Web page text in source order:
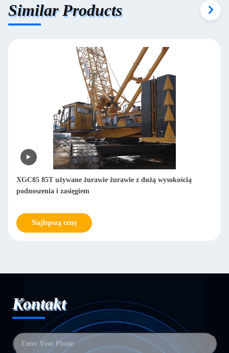
Similar Products
XGC85 85T używane żurawie żurawie z dużą wysokością
podnoszenia i zasięgiem
Najlepszą cenę
Kontakt